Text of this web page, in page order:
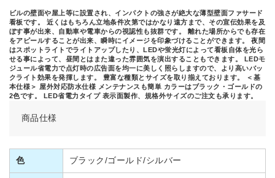
ビルの壁面や屋上等に設置され、インパクトの強さが絶大な薄型壁面ファサード
看板です。 近くはもちろん立地条件次第ではかなり遠方まで、その宣伝効果を及
ぼす事が出来、自動車や電車からの視認性も抜群です。 離れた場所からでも存在
をアピールすることが出来、瞬時にイメージを印象づけることができます。 夜間
はスポットライトでライトアップしたり、LEDや蛍光灯によって看板自体を光ら
せる事によって、昼間とはまた違った雰囲気を演出することもできます。 LEDモ
ジュール省電力で点灯時の広告面を均一に美しく照らしますので、より高いバッ
クライト効果を発揮します。 豊富な種類とサイズを取り揃えております。 ＜基
本仕様＞ 屋外対応防水仕様 メンテナンスも簡単 カラーはブラック・ゴールドの
2色です。 LED省電力タイプ 表示面製作、規格外サイズのご注文も承ります。
商品仕様
色 ブラック/ゴールド/シルバー